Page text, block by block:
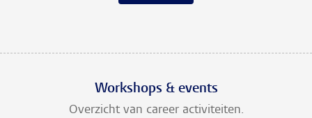
Workshops & events
Overzicht van career activiteiten.